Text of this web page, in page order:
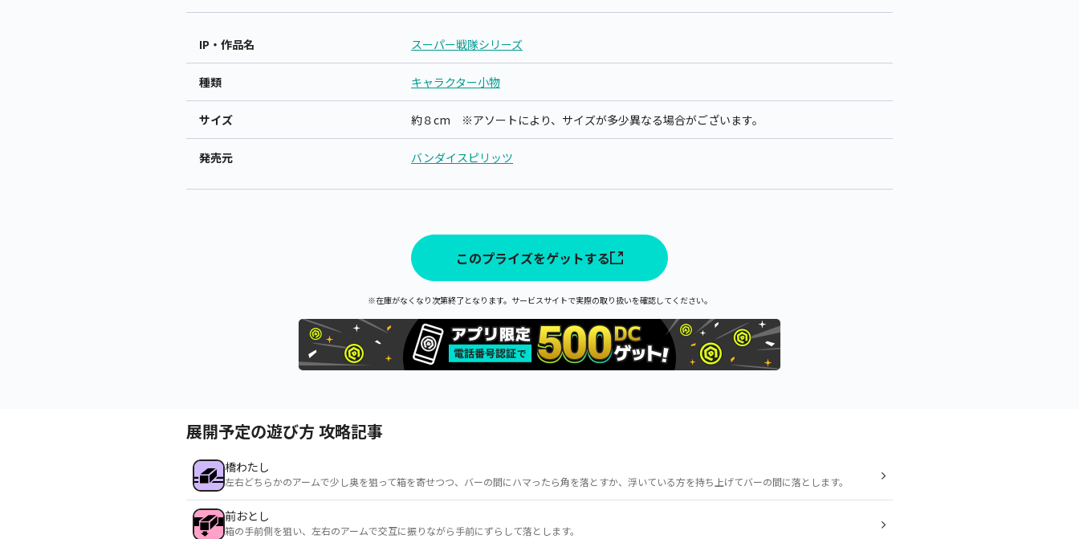
IP・作品名 スーパー戦隊シリーズ
種類 キャラクター小物
サイズ 約８cm ※アソートにより、サイズが多少異なる場合がございます。
発売元 バンダイスピリッツ
このプライズをゲットする
※在庫がなくなり次第終了となります。サービスサイトで実際の取り扱いを確認してください。
展開予定の遊び方 攻略記事
橋わたし
左右どちらかのアームで少し奥を狙って箱を寄せつつ、バーの間にハマったら角を落とすか、浮いている方を持ち上げてバーの間に落とします。
前おとし
箱の手前側を狙い、左右のアームで交互に振りながら手前にずらして落とします。